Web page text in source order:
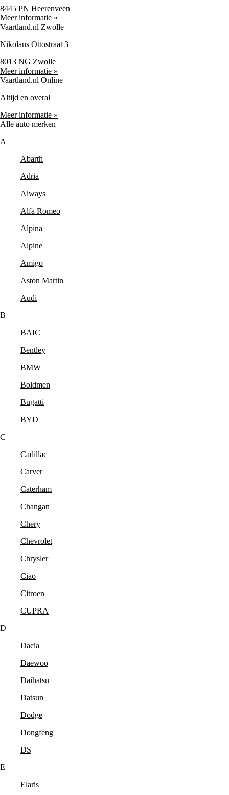
8445 PN Heerenveen
Meer informatie »
Vaartland.nl Zwolle
Nikolaus Ottostraat 3
8013 NG Zwolle
Meer informatie »
Vaartland.nl Online
Altijd en overal
Meer informatie »
Alle auto merken
A
Abarth
Adria
Aiways
Alfa Romeo
Alpina
Alpine
Amigo
Aston Martin
Audi
B
BAIC
Bentley
BMW
Boldmen
Bugatti
BYD
C
Cadillac
Carver
Caterham
Changan
Chery
Chevrolet
Chrysler
Ciao
Citroen
CUPRA
D
Dacia
Daewoo
Daihatsu
Datsun
Dodge
Dongfeng
DS
E
Elaris